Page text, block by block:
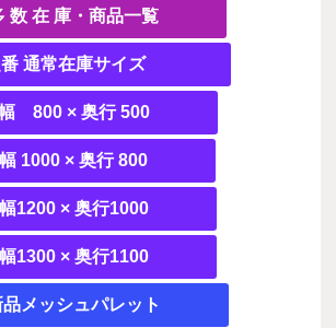
数 在 庫・商品一覧
番 通常在庫サイズ
800 × 奥行 500
幅 1000 × 奥行 800
幅1200 × 奥行1000
幅1300 × 奥行1100
品メッシュパレット